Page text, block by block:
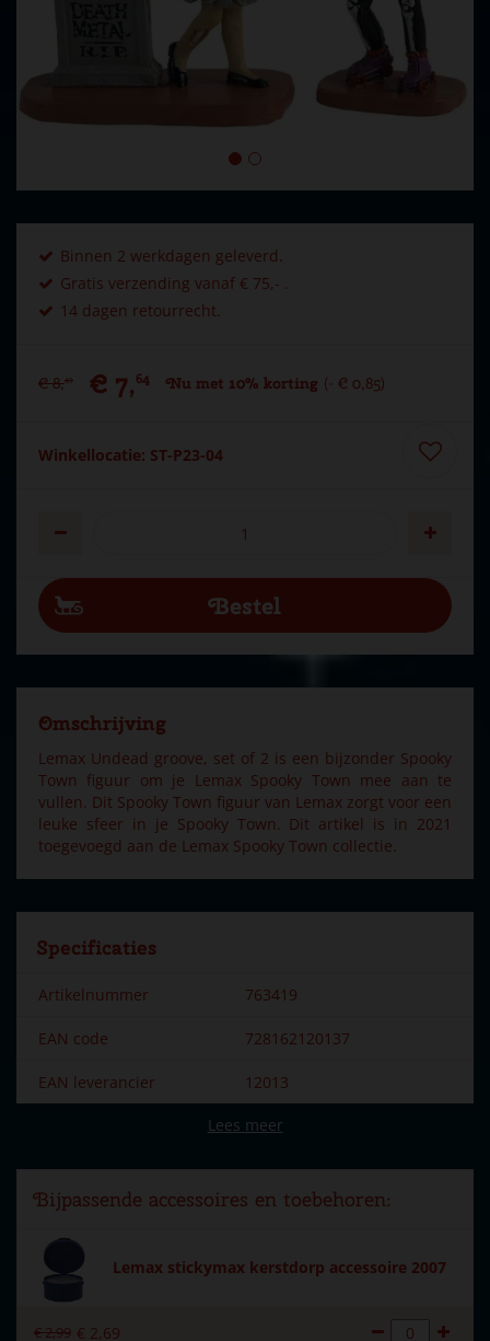
Binnen 2 werkdagen geleverd.
Gratis verzending vanaf € 75,- .
14 dagen retourrecht.
€ 8,49 € 7,64 Nu met 10% korting € 0,85
Winkellocatie: ST-P23-04
Omschrijving
Lemax Undead groove, set of 2 is een bijzonder Spooky
Town figuur om je Lemax Spooky Town mee aan te
vullen. Dit Spooky Town figuur van Lemax zorgt voor een
leuke sfeer in je Spooky Town. Dit artikel is in 2021
toegevoegd aan de Lemax Spooky Town collectie.
Specificaties
Artikelnummer 763419
EAN code 728162120137
EAN leverancier 12013
Lemax
Dorpsnaam Spooky Town
Locatie ST-P23-04
Soort Mens & dier
Introductiejaar
Lees meer
Bijpassende accessoires en toebehoren:
Lemax stickymax kerstdorp accessoire 2007
€2,99 € 2,69